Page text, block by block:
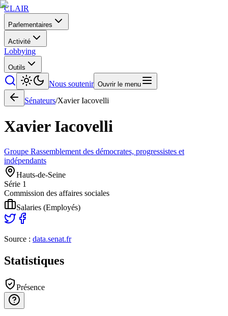
CLAIR
Parlementaires
Activité
Lobbying
Outils
Nous soutenir Ouvrir le menu
Sénateurs/Xavier Iacovelli
Xavier Iacovelli
Groupe Rassemblement des démocrates, progressistes et
indépendants
Hauts-de-Seine
Série 1
Commission des affaires sociales
Salaries (Employés)
Source : data.senat.fr
Statistiques
Présence